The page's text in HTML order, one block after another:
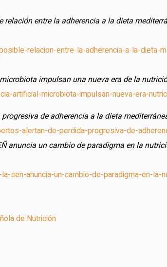
relación entre la adherencia a la dieta
relacion-entre-la-adherencia-a-la-dieta-
impulsan una nueva era de la
artificial-microbiota-impulsan-nueva-era-
de adherencia a la dieta
alertan-de-perdida-progresiva-de-
anuncia un cambio de paradigma en la
sen-anuncia-un-cambio-de-paradigma-en-
de Nutrición